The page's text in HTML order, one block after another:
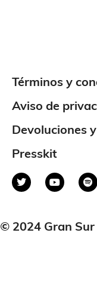
Términos y
Aviso de
Devoluciones
Presskit
© 2024 Gran Sur